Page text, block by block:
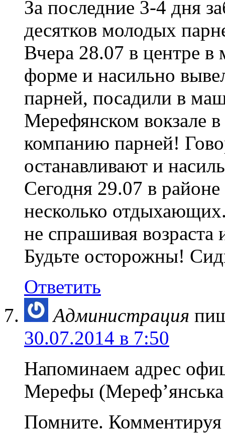
За последние 3-4 дня
десятков молодых
Вчера 28.07 в центре в
форме и насильно
парней, посадили в
Мерефянском вокзале в
компанию парней!
останавливают и
Сегодня 29.07 в районе
несколько
не спрашивая возраста
Будьте осторожны!
Ответить
Администрация
30.07.2014 в 7:50
Напоминаем адрес
Мерефы
Помните.